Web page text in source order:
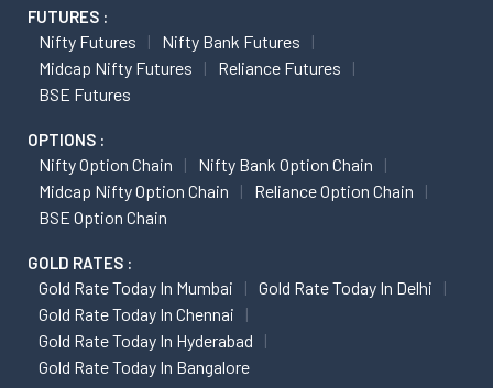
FUTURES :
Nifty Futures
Nifty Bank Futures
Midcap Nifty Futures
Reliance Futures
BSE Futures
OPTIONS :
Nifty Option Chain
Nifty Bank Option Chain
Midcap Nifty Option Chain
Reliance Option Chain
BSE Option Chain
GOLD RATES :
Gold Rate Today In Mumbai
Gold Rate Today In Delhi
Gold Rate Today In Chennai
Gold Rate Today In Hyderabad
Gold Rate Today In Bangalore